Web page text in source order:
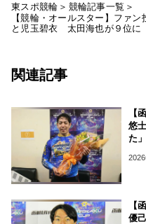
東スポ競輪
競輪記事一覧
【競輪・オールスター】ファ
と児玉碧衣 太田海也が９位に
関連記事
【
悠
た」
【
優